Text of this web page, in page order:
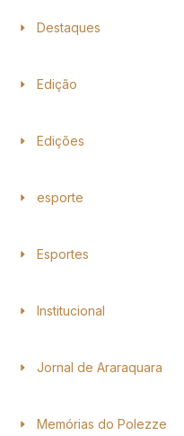
Destaques
Edição
Edições
esporte
Esportes
Institucional
Jornal de Araraquara
Memórias do Polezze